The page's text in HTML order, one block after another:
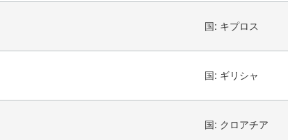
国: キプロス
国: ギリシャ
国: クロアチア